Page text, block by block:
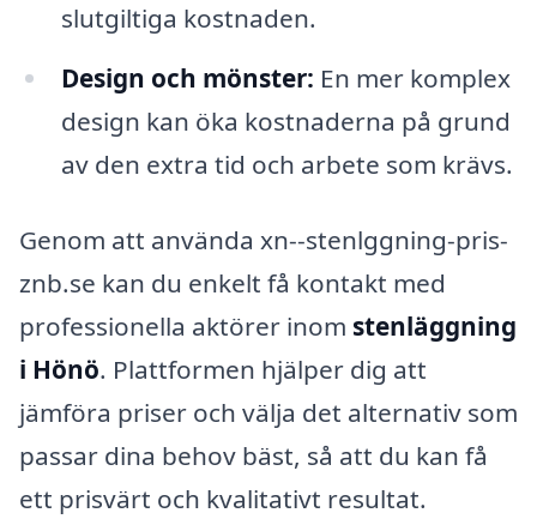
slutgiltiga kostnaden.
Design och mönster: En mer komplex
design kan öka kostnaderna på grund
av den extra tid och arbete som krävs.
Genom att använda xn--stenlggning-pris-
znb.se kan du enkelt få kontakt med
professionella aktörer inom stenläggning
i Hönö. Plattformen hjälper dig att
jämföra priser och välja det alternativ som
passar dina behov bäst, så att du kan få
ett prisvärt och kvalitativt resultat.